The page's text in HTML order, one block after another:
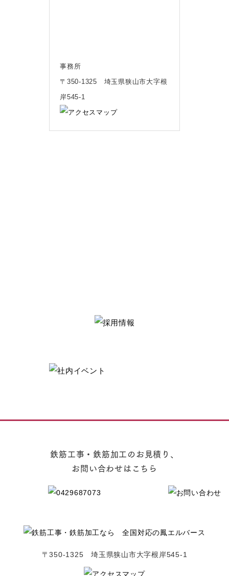
事務所
〒350-1325 埼玉県狭山市大字根
岸545-1
鉄筋工事・鉄筋加工のお見積り、
お問い合わせはこちら
〒350-1325 埼玉県狭山市大字根岸545-1